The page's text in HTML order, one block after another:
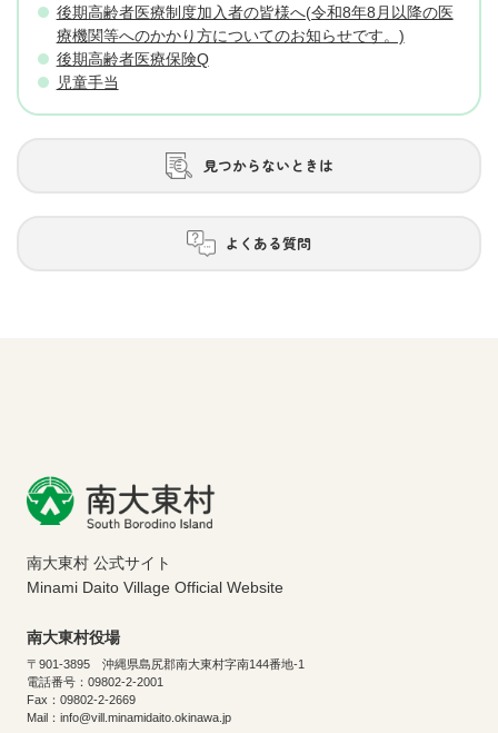
後期高齢者医療制度加入者の皆様へ(令和8年8月以降の医
療機関等へのかかり方についてのお知らせです。)
後期高齢者医療保険Q
児童手当
見つからないときは
よくある質問
南大東村 公式サイト
Minami Daito Village Official Website
南大東村役場
〒901-3895 沖縄県島尻郡南大東村字南144番地-1
電話番号：09802-2-2001
Fax：09802-2-2669
Mail：info@vill.minamidaito.okinawa.jp